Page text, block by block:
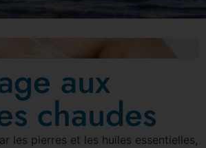
aux
chaudes
les pierres et les huiles essentielles,